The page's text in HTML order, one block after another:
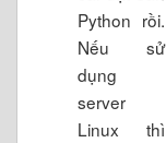
Python rồi.
Nếu sử
dụng
server
Linux thì